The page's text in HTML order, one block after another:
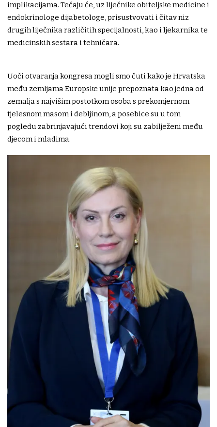
implikacijama. Tečaju će, uz liječnike obiteljske medicine i
endokrinologe dijabetologe, prisustvovati i čitav niz
drugih liječnika različitih specijalnosti, kao i ljekarnika te
medicinskih sestara i tehničara.
Uoči otvaranja kongresa mogli smo čuti kako je Hrvatska
među zemljama Europske unije prepoznata kao jedna od
zemalja s najvišim postotkom osoba s prekomjernom
tjelesnom masom i debljinom, a posebice su u tom
pogledu zabrinjavajući trendovi koji su zabilježeni među
djecom i mladima.